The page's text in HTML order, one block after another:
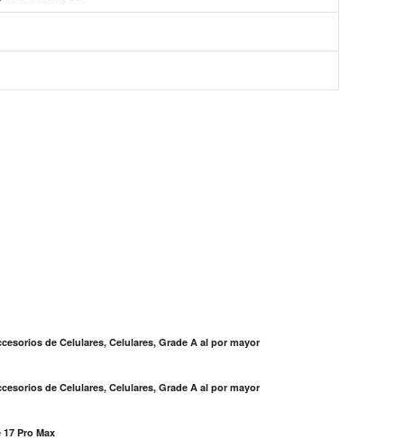
de Celulares, Celulares, Grade A al por mayor
de Celulares, Celulares, Grade A al por mayor
Pro Max